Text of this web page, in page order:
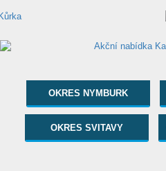
OKRES NYMBURK
OKRES SVITAVY